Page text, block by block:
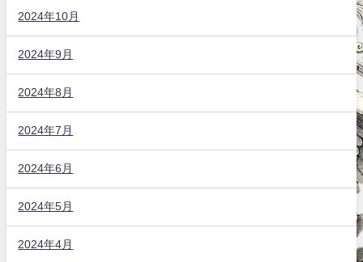
2024年10月
2024年9月
2024年8月
2024年7月
2024年6月
2024年5月
2024年4月